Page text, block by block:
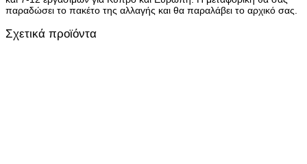
παραδώσει το πακέτο της αλλαγής και θα παραλάβει το αρχικό σας.
Σχετικά προϊόντα